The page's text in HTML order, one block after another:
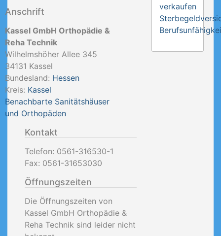
Anschrift
Kassel GmbH Orthopädie &
Reha Technik
Wilhelmshöher Allee 345
34131 Kassel
Bundesland: Hessen
Kreis: Kassel
Benachbarte Sanitätshäuser
und Orthopäden
Kontakt
Telefon: 0561-316530-1
Fax: 0561-31653030
Öffnungszeiten
Die Öffnungszeiten von
Kassel GmbH Orthopädie &
Reha Technik sind leider nicht
verkaufen